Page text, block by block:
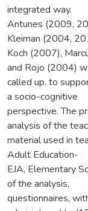
integrated way.
Antunes (2009,
Kleiman (2004,
Koch (2007),
and Rojo (2004)
called up. to
a socio-cognitive
perspective. The
analysis of the
material used in
Adult Education-
EJA, Elementary
of the analysis,
questionnaires,